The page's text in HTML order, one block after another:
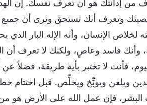
من إدانتك هو أن تعرف نفسك. إن الهدف
وتعرف أنك تستحق وترى أن جميع
الإنسان، وأنه الإله البار الذي
فاسد وعاصٍ، ولكنك لا تعرف أن
اليوم، فأنت لا تختبر بأية طريقة، فضلاً
ويلعن ويوبِّخ ويخلِّص. قبل اختتام
البشر، فإن عمل الله على الأرض هو